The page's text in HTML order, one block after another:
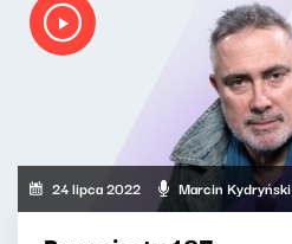
24 lipca 2022 Marcin Kydryński